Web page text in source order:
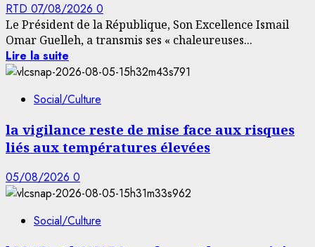
RTD 07/08/2026 0
Le Président de la République, Son Excellence Ismail
Omar Guelleh, a transmis ses « chaleureuses...
Lire la suite
Social/Culture
la vigilance reste de mise face aux risques
liés aux températures élevées
05/08/2026 0
Social/Culture